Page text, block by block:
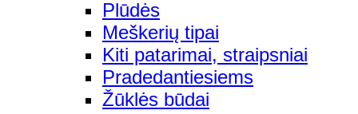
Plūdės
Meškerių tipai
Kiti patarimai, straipsniai
Pradedantiesiems
Žūklės būdai